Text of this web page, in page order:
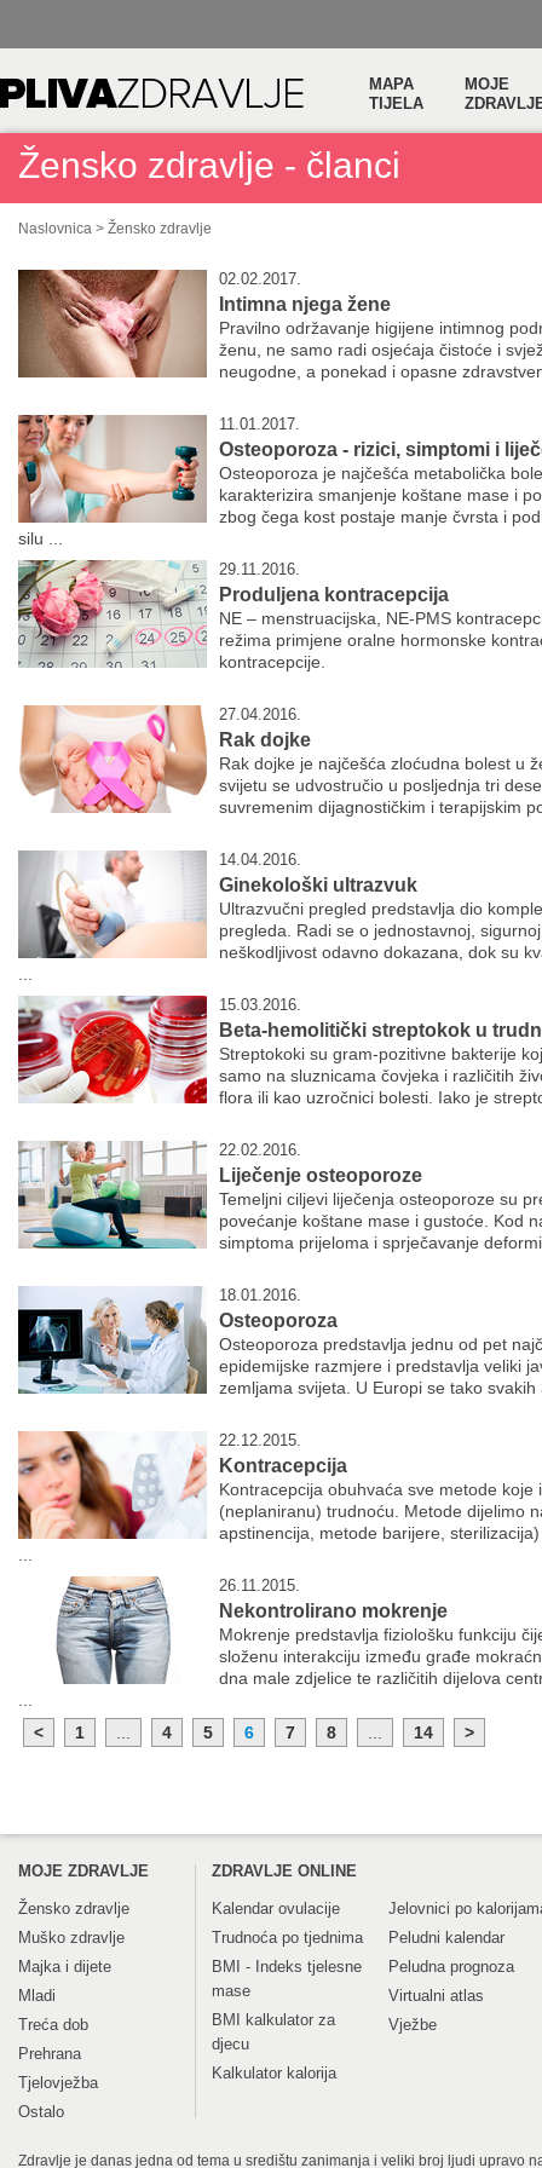
MAPA
TIJELA
MOJE
Žensko zdravlje - članci
Naslovnica > Žensko zdravlje
02.02.2017.
Intimna njega žene
Pravilno održavanje higijene intimnog
ženu, ne samo radi osjećaja čistoće i
neugodne, a ponekad i opasne
11.01.2017.
Osteoporoza - rizici, simptomi i
Osteoporoza je najčešća metabolička
karakterizira smanjenje koštane mase i
zbog čega kost postaje manje čvrsta i
silu ...
29.11.2016.
Produljena kontracepcija
NE – menstruacijska, NE-PMS
režima primjene oralne hormonske
kontracepcije.
27.04.2016.
Rak dojke
Rak dojke je najčešća zloćudna bolest u
svijetu se udvostručio u posljednja tri
suvremenim dijagnostičkim i terapijskim
14.04.2016.
Ginekološki ultrazvuk
Ultrazvučni pregled predstavlja dio
pregleda. Radi se o jednostavnoj,
neškodljivost odavno dokazana, dok su
15.03.2016.
Beta-hemolitički streptokok u
Streptokoki su gram-pozitivne bakterije
samo na sluznicama čovjeka i različitih
flora ili kao uzročnici bolesti. Iako je
22.02.2016.
Liječenje osteoporoze
Temeljni ciljevi liječenja osteoporoze su
povećanje koštane mase i gustoće. Kod
simptoma prijeloma i sprječavanje
18.01.2016.
Osteoporoza
Osteoporoza predstavlja jednu od pet
epidemijske razmjere i predstavlja veliki
zemljama svijeta. U Europi se tako
22.12.2015.
Kontracepcija
Kontracepcija obuhvaća sve metode koje
(neplaniranu) trudnoću. Metode dijelimo
apstinencija, metode barijere,
26.11.2015.
Nekontrolirano mokrenje
Mokrenje predstavlja fiziološku funkciju
složenu interakciju između građe
dna male zdjelice te različitih dijelova
<
1 4 5 6 7 8 14 >
MOJE ZDRAVLJE
Žensko zdravlje
Muško zdravlje
Majka i dijete
Mladi
Treća dob
Prehrana
Tjelovježba
Ostalo
ZDRAVLJE ONLINE
Kalendar ovulacije
Trudnoća po tjednima
BMI - Indeks tjelesne
mase
BMI kalkulator za
djecu
Kalkulator kalorija
Jelovnici po
Peludni kalendar
Peludna prognoza
Virtualni atlas
Vježbe
Zdravlje je danas jedna od tema u središtu zanimanja i veliki broj ljudi upravo